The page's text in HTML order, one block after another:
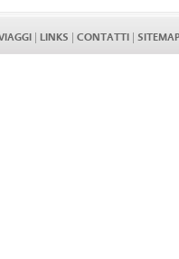
| LINKS | CONTATTI | SITEMAP